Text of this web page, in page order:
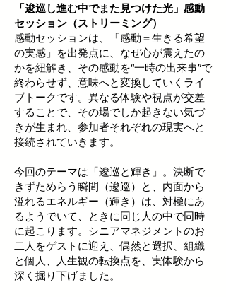
「逡巡し進む中でまた見つけた光」感動
セッション（ストリーミング）
感動セッションは、「感動＝生きる希望
の実感」を出発点に、なぜ心が震えたの
かを紐解き、その感動を“一時の出来事”で
終わらせず、意味へと変換していくライ
ブトークです。異なる体験や視点が交差
することで、その場でしか起きない気づ
きが生まれ、参加者それぞれの現実へと
接続されていきます。
今回のテーマは「逡巡と輝き」。決断で
きずためらう瞬間（逡巡）と、内面から
溢れるエネルギー（輝き）は、対極にあ
るようでいて、ときに同じ人の中で同時
に起こります。シニアマネジメントのお
二人をゲストに迎え、偶然と選択、組織
と個人、人生観の転換点を、実体験から
深く掘り下げました。